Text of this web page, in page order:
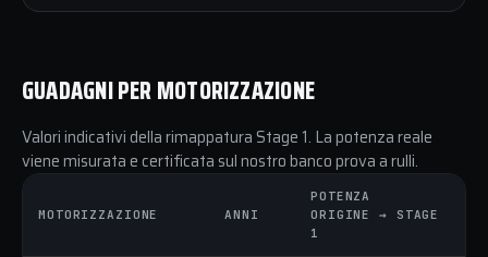
GUADAGNI PER MOTORIZZAZIONE
Valori indicativi della rimappatura Stage 1. La potenza reale
viene misurata e certificata sul nostro banco prova a rulli.
MOTORIZZAZIONE ANNI
POTENZA
ORIGINE → STAGE
1